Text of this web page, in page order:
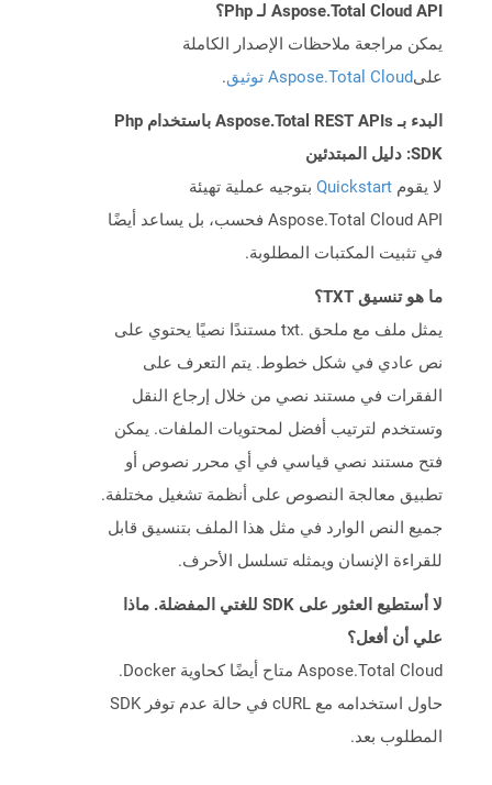
Aspose.Total Cloud API لـ Php؟
يمكن مراجعة ملاحظات الإصدار الكاملة
علىAspose.Total Cloud توثيق .
البدء بـ Aspose.Total REST APIs باستخدام Php
SDK: دليل المبتدئين
لا يقوم Quickstart بتوجيه عملية تهيئة
Aspose.Total Cloud API فحسب، بل يساعد أيضًا
في تثبيت المكتبات المطلوبة.
ما هو تنسيق TXT؟
يمثل ملف مع ملحق .txt مستندًا نصيًا يحتوي على
نص عادي في شكل خطوط. يتم التعرف على
الفقرات في مستند نصي من خلال إرجاع النقل
وتستخدم لترتيب أفضل لمحتويات الملفات. يمكن
فتح مستند نصي قياسي في أي محرر نصوص أو
تطبيق معالجة النصوص على أنظمة تشغيل مختلفة.
جميع النص الوارد في مثل هذا الملف بتنسيق قابل
للقراءة الإنسان ويمثله تسلسل الأحرف.
لا أستطيع العثور على SDK للغتي المفضلة. ماذا
علي أن أفعل؟
Aspose.Total Cloud متاح أيضًا كحاوية Docker.
حاول استخدامه مع cURL في حالة عدم توفر SDK
المطلوب بعد.